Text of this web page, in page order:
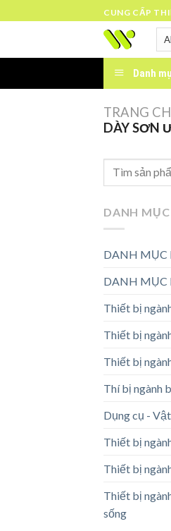
to
CUNG CẤP
Danh
TRANG
DÀY SƠN
DANH
DANH MỤC
DANH MỤC
Thiết bị
Thiết bị
Thiết bị
Thí bị ngành
Dụng cụ -
Thiết bị
Thiết bị
Thiết bị
sống